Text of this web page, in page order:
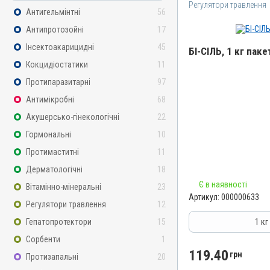
Антигельмінтні
56
Антипротозойні
17
Інсектоакарицидні
45
Кокцидіостатики
11
Протипаразитарні
97
Антимікробні
68
Акушерсько-гінекологічні
22
Гормональні
10
Протимаститні
11
Дерматологічні
18
Вітамінно-мінеральні
23
Регулятори травлення
12
Гепатопротектори
15
Сорбенти
1
Протизапальні
20
Регулятори травлення
БІ-СІЛЬ, 1 кг
АВ-03850-01-12
Регулятори травлення
Порошок
Є в наявності
Артикул: 000000633
1
119.40 грн